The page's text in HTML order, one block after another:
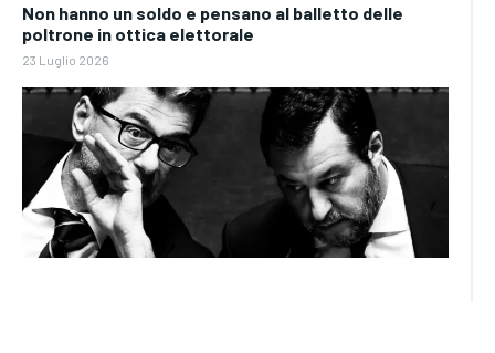
Non hanno un soldo e pensano al balletto delle
poltrone in ottica elettorale
23 Luglio 2026